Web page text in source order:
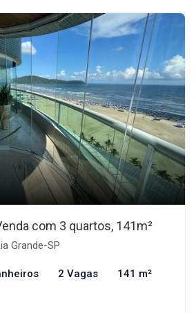
com 3 quartos, 141m²
Grande-SP
2 Vagas 141 m²